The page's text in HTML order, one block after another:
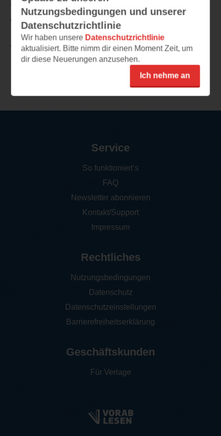
Themen wie Trauer auseinandersetzen können, ein
absolutes Must Have ist!
TEILEN
Nutzungsbedingungen und unserer
Datenschutzrichtlinie
Wir haben unsere Datenschutzrichtlinie
aktualisiert. Bitte nimm dir einen Moment Zeit, um
dir diese Neuerungen anzusehen.
Ich nehme an
Service
So funktioniert‘s
FAQ
Newsletter abonnieren
Kontakt/Support
Impressum
Rechtliches
Nutzungsbedingungen
Datenschutz
Datenschutzeinstellungen
Barrierefreiheitserklärung
Geschäftskunden
Für Verlage